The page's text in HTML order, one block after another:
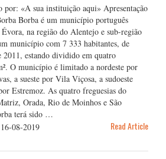
por: «A sua instituição aqui» Apresentação
Borba é um município português
na região do Alentejo e sub-região
município com 7 333 habitantes, de
2011, estando dividido em quatro
O município é limitado a nordeste por
a sueste por Vila Viçosa, a sudoeste
Estremoz. As quatro freguesias do
Orada, Rio de Moinhos e São
terá sido …
16-08-2019 Read Article